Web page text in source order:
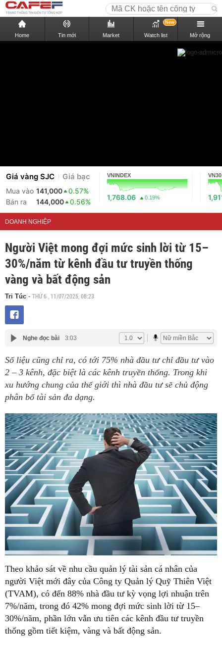
Home Tin mới Market Watch list
New
Mở rộng
Giá vàng SJC Giá bạc
Mua vào 141,000
0.57%
Bán ra
144,000 0.56%
VNINDEX
1,768.06 0.19%
VN30
DOANH NGHIỆP
Người Việt mong đợi mức sinh lời từ 15–
30%/năm từ kênh đầu tư truyền thống
vàng và bất động sản
Tri Túc - THỨ 6 , 11/07/2025, 08:23
Nghe đọc bài 3:03
Số liệu cũng chỉ ra, có tới 75% nhà đầu tư chỉ đầu tư vào
2 – 3 kênh, đặc biệt là các kênh truyền thống. Trong khi
xu hướng chung của thế giới thì nhà đầu tư sẽ chủ động
phân bổ tài sản đa dạng.
Theo khảo sát về nhu cầu quản lý tài sản cá nhân của
người Việt mới đây của Công ty Quản lý Quỹ Thiên Việt
(TVAM), có đến 88% nhà đầu tư kỳ vọng lợi nhuận trên
7%/năm, trong đó 42% mong đợi mức sinh lời từ 15–
30%/năm, phần lớn vẫn ưu tiên các kênh đầu tư truyền
thống gồm tiết kiệm, vàng và bất động sản.